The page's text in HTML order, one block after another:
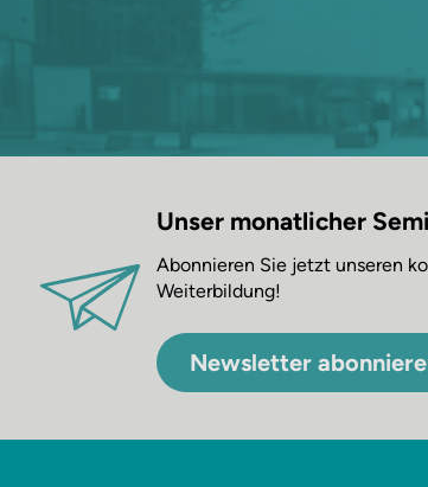
Unser monatlicher
Abonnieren Sie jetzt unseren
Weiterbildung!
Newsletter